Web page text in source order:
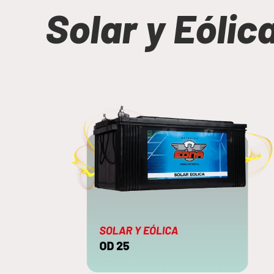
Solar y